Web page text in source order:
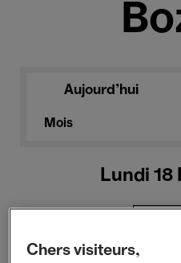
Aujourd'hui
Mois
Lundi 18
Chers visiteurs,